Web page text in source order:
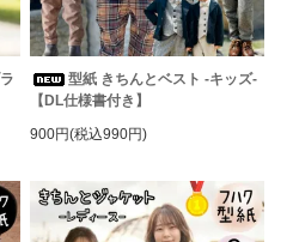
型紙 きちんとベスト -キッズ-
【DL仕様書付き】
900円(税込990円)